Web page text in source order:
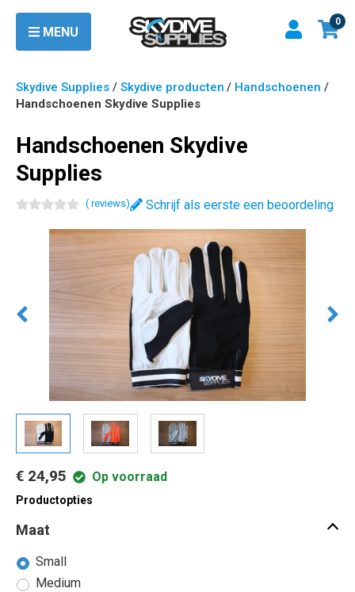
MENU
0
Skydive Supplies / Skydive producten / Handschoenen /
Handschoenen Skydive Supplies
Handschoenen Skydive
Supplies
( reviews) Schrijf als eerste een beoordeling
€ 24,95 Op voorraad
Productopties
Maat
Small
Medium